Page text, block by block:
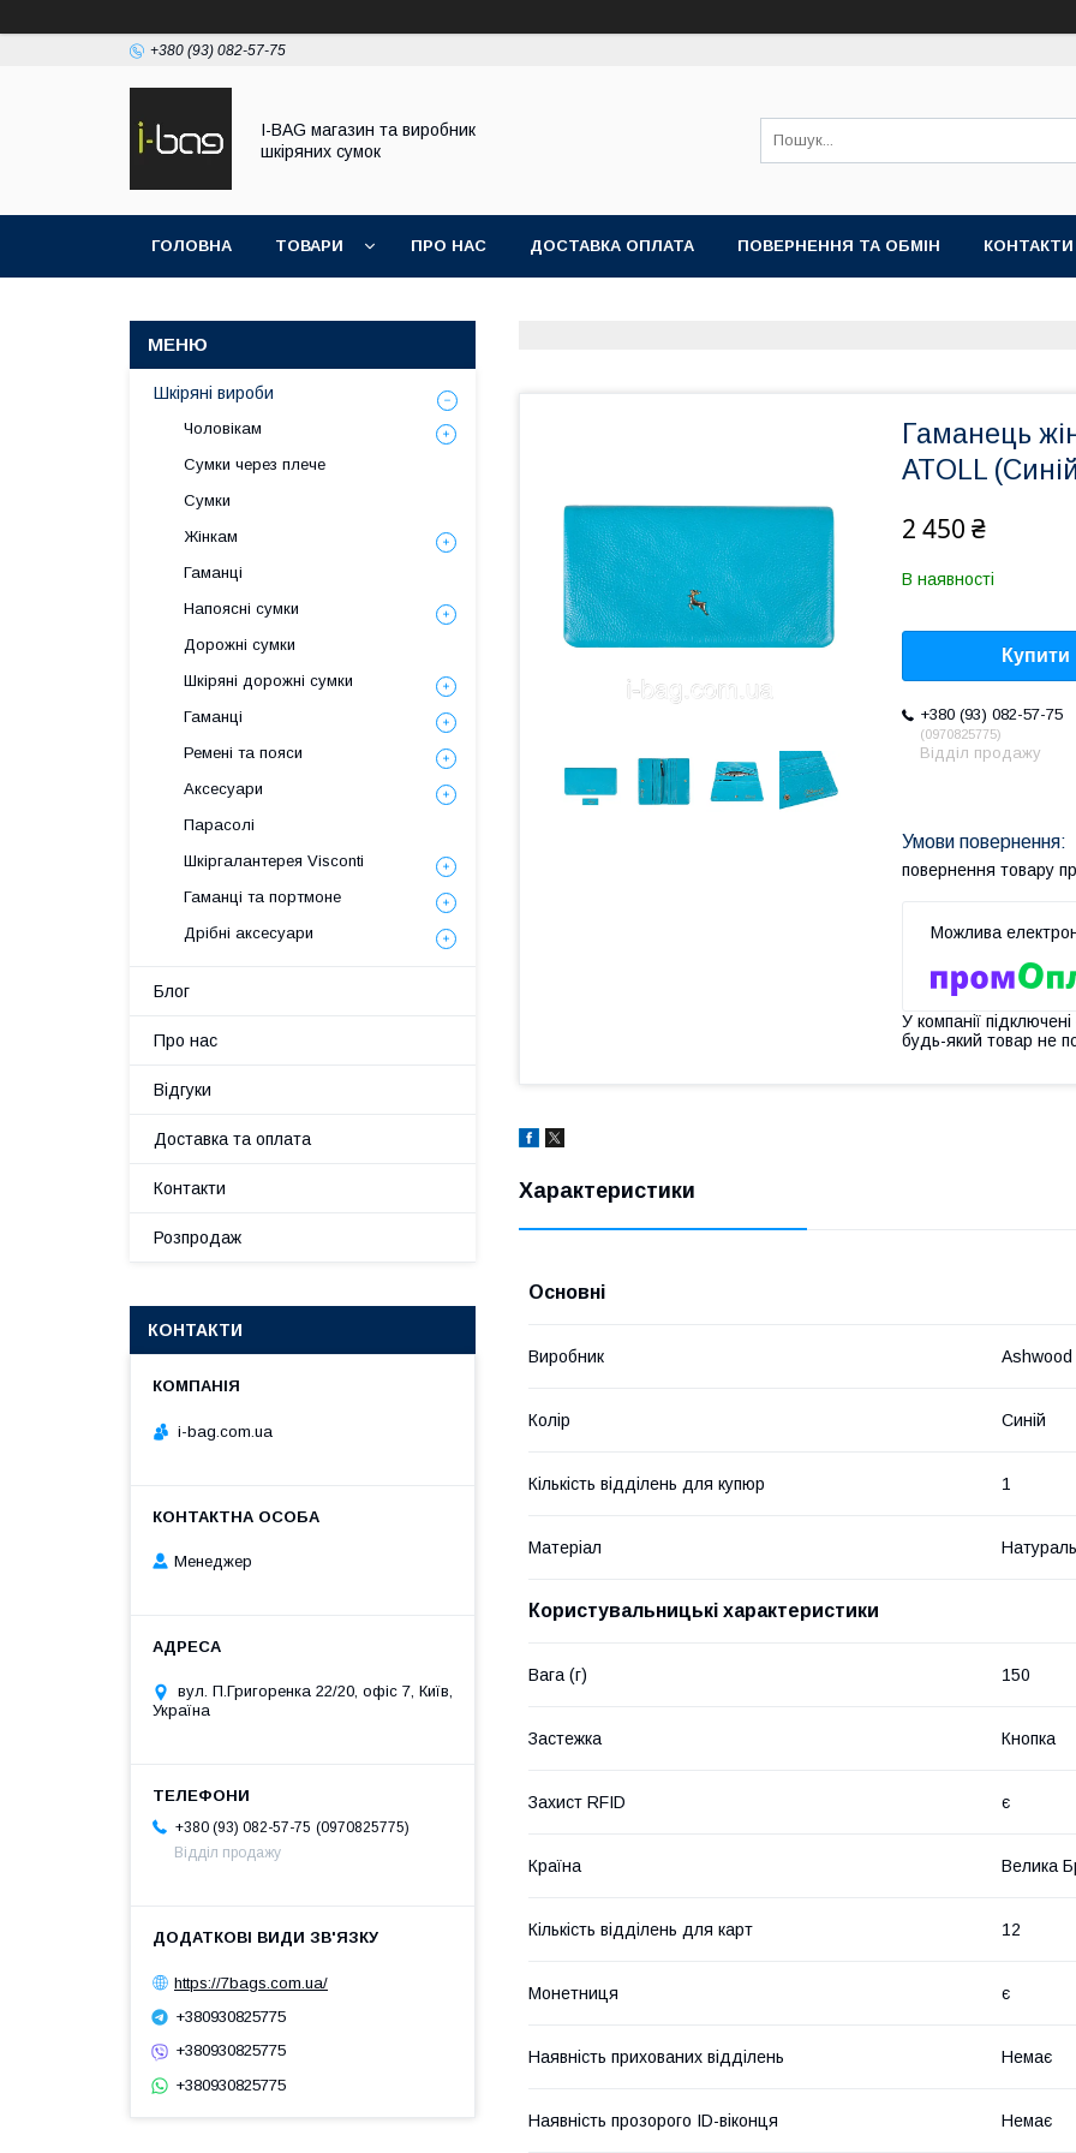
+380 (93) 082-57-75
I-BAG магазин та виробник
шкіряних сумок
ГОЛОВНА ТОВАРИ ПРО НАС ДОСТАВКА ОПЛАТА ПОВЕРНЕННЯ ТА ОБМІН КОНТАКТИ
Гаманець
ATOLL
2 450 ₴
В наявності
Купити
+380 (93) 082-57-75
0970825775
Відділ продажу
повернення товару
У компанії
будь-який товар не
Характеристики
Основні
Виробник Ashwood
Колір Синій
Кількість відділень для купюр 1
Матеріал
Користувальницькі характеристики
Вага (г) 150
Застежка Кнопка
Захист RFID є
Країна Велика
Кількість відділень для карт 12
Монетниця є
Наявність прихованих відділень Немає
Наявність прозорого ID-віконця Немає
Шкіряні вироби
Чоловікам
Сумки через плече
Сумки
Жінкам
Гаманці
Напоясні сумки
Дорожні сумки
Шкіряні дорожні сумки
Гаманці
Ремені та пояси
Аксесуари
Парасолі
Шкіргалантерея Visconti
Гаманці та портмоне
Дрібні аксесуари
Блог
Про нас
Відгуки
Доставка та оплата
Контакти
Розпродаж
КОНТАКТИ
i-bag.com.ua
Менеджер
вул. П.Григоренка 22/20, офіс 7, Київ,
Україна
+380 (93) 082-57-75
0970825775
Відділ продажу
https://7bags.com.ua/
+380930825775
+380930825775
+380930825775